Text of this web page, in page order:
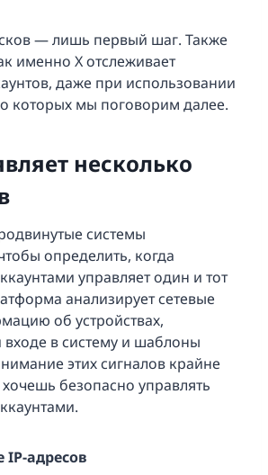
— лишь первый шаг. Также
именно X отслеживает
даже при использовании
которых мы поговорим далее.
несколько
системы
определить, когда
управляет один и тот
анализирует сетевые
об устройствах,
в систему и шаблоны
этих сигналов крайне
безопасно управлять
адресов